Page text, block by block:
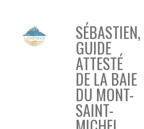
SÉBASTIEN,
GUIDE
ATTESTÉ
DE LA BAIE
DU MONT-
SAINT-